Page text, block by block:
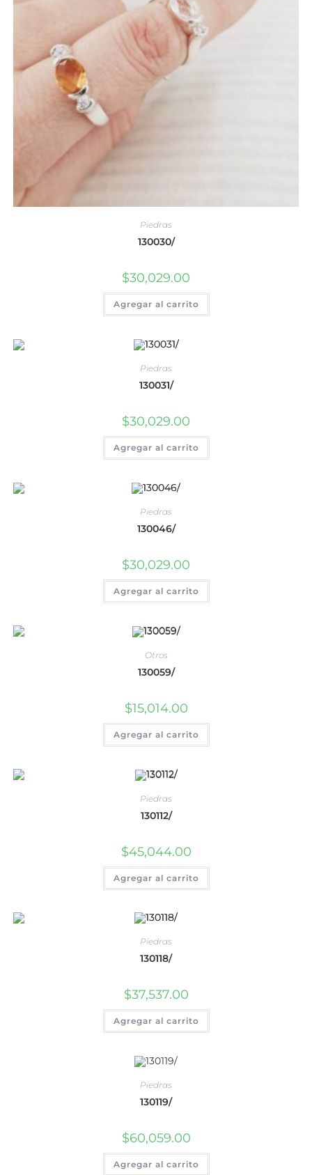
Piedras
130030/
$30,029.00
Agregar al carrito
Piedras
130031/
$30,029.00
Agregar al carrito
Piedras
130046/
$30,029.00
Agregar al carrito
Otros
130059/
$15,014.00
Agregar al carrito
Piedras
130112/
$45,044.00
Agregar al carrito
Piedras
130118/
$37,537.00
Agregar al carrito
Piedras
130119/
$60,059.00
Agregar al carrito